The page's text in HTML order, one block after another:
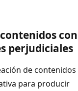
con
perjudiciales
de contenidos
para producir